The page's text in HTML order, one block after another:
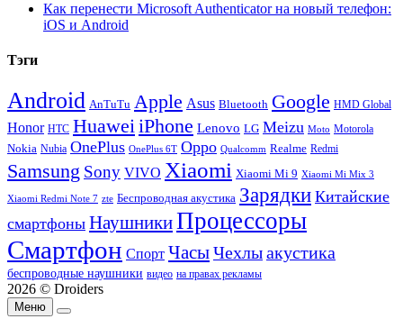
Как перенести Microsoft Authenticator на новый телефон:
iOS и Android
Тэги
Android AnTuTu Apple Asus Bluetooth Google HMD Global
Honor HTC HuaweiiPhone Lenovo LG Meizu Moto Motorola
Nokia Nubia OnePlus OnePlus 6T Oppo Qualcomm Realme Redmi
Samsung Sony VIVO Xiaomi Xiaomi Mi 9 Xiaomi Mi Mix 3
Xiaomi Redmi Note 7 zte Беспроводная акустика Зарядки Китайские
смартфоны НаушникиПроцессоры
Смартфон Спорт ЧасыЧехлыакустика
беспроводные наушники видео на правах рекламы
2026 © Droiders
Меню